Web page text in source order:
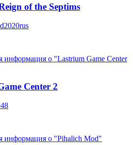
of the Septims
Center 2